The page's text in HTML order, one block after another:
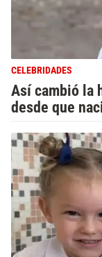
CELEBRIDADES
Así cambió la
desde que